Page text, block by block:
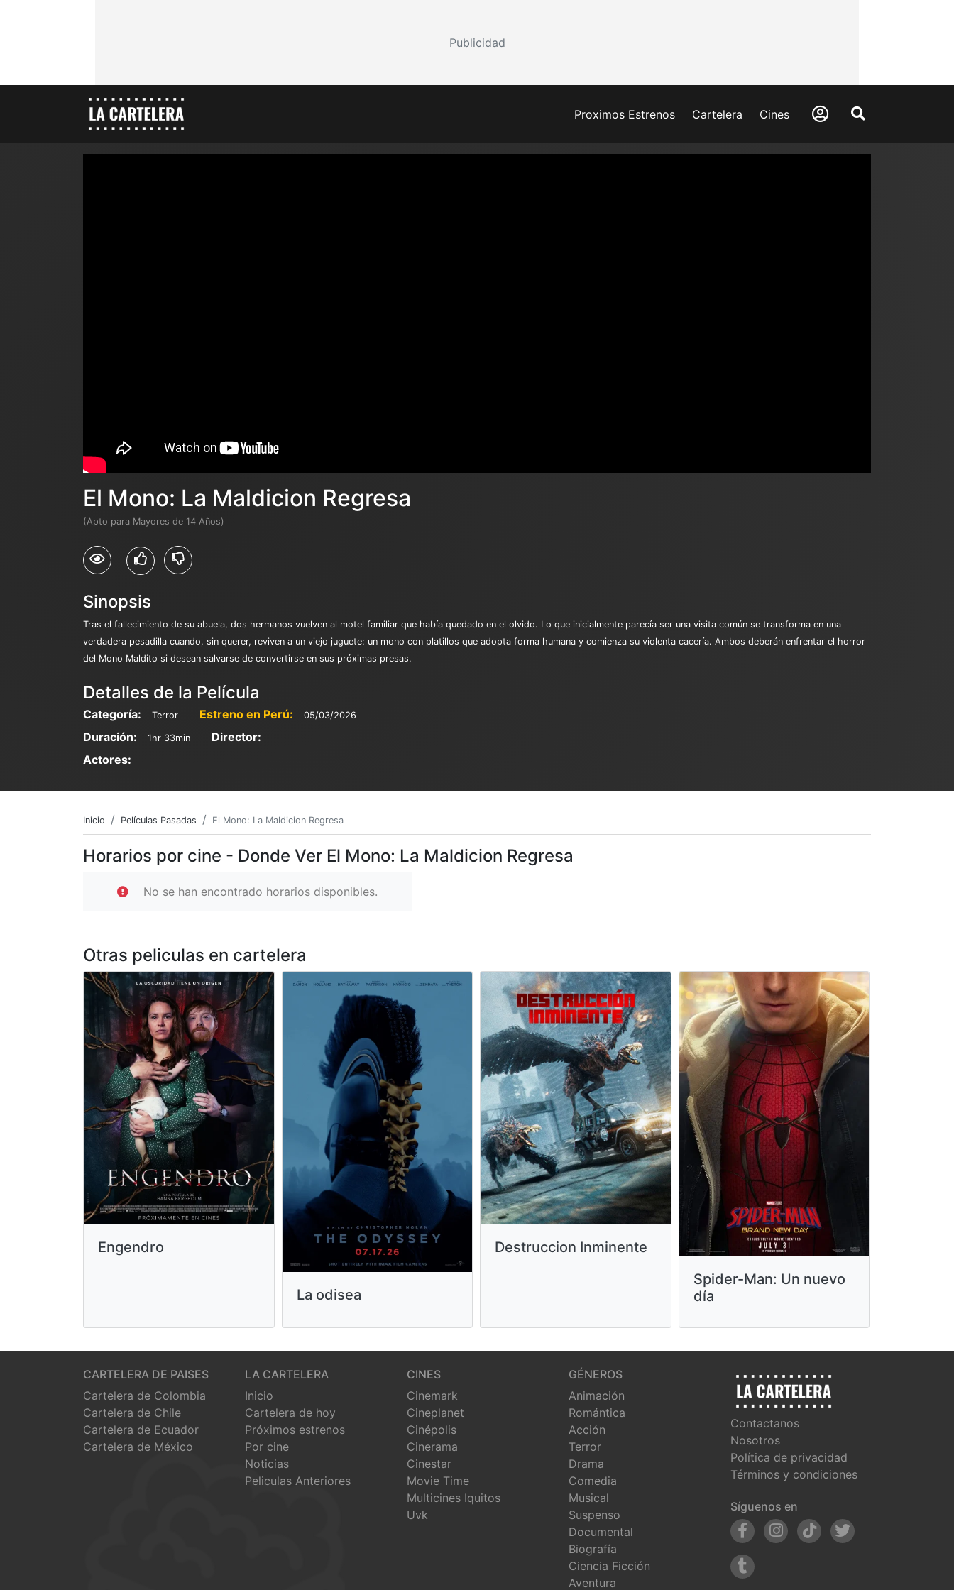
Publicidad
Proximos Estrenos Cartelera Cines
El Mono: La Maldicion Regresa
(Apto para Mayores de 14 Años)
Sinopsis
Tras el fallecimiento de su abuela, dos hermanos vuelven al motel familiar que había quedado en el olvido. Lo que inicialmente parecía ser una visita común se transforma en una
verdadera pesadilla cuando, sin querer, reviven a un viejo juguete: un mono con platillos que adopta forma humana y comienza su violenta cacería. Ambos deberán enfrentar el horror
del Mono Maldito si desean salvarse de convertirse en sus próximas presas.
Detalles de la Película
Categoría: Terror Estreno en Perú: 05/03/2026
Duración: 1hr 33min
Director:
Actores:
Inicio Películas Pasadas El Mono: La Maldicion Regresa
Horarios por cine - Donde Ver El Mono: La Maldicion Regresa
No se han encontrado horarios disponibles.
Otras peliculas en cartelera
Engendro
La odisea
Destruccion Inminente
Spider-Man: Un nuevo
día
CARTELERA DE PAISES
Cartelera de Colombia
Cartelera de Chile
Cartelera de Ecuador
Cartelera de México
LA CARTELERA
Inicio
Cartelera de hoy
Próximos estrenos
Por cine
Noticias
Peliculas Anteriores
CINES
Cinemark
Cineplanet
Cinépolis
Cinerama
Cinestar
Movie Time
Multicines Iquitos
Uvk
GÉNEROS
Animación
Romántica
Acción
Terror
Drama
Comedia
Musical
Suspenso
Documental
Biografía
Ciencia Ficción
Aventura
Contactanos
Nosotros
Política de privacidad
Términos y condiciones
Síguenos en